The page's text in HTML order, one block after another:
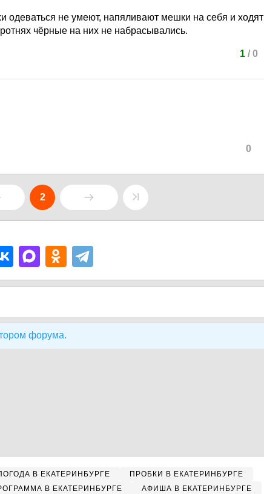
одеваться не умеют, напяливают мешки на себя и ходят
чёрные на них не набрасывались.
1/ 0
0
2
форума.
В ЕКАТЕРИНБУРГЕ
ПРОБКИ В ЕКАТЕРИНБУРГЕ
В ЕКАТЕРИНБУРГЕ
АФИША В ЕКАТЕРИНБУРГЕ